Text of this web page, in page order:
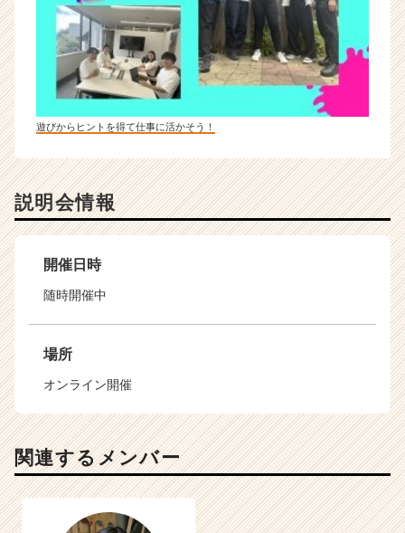
遊びからヒントを得て仕事に活かそう！
説明会情報
開催日時
随時開催中
場所
オンライン開催
関連するメンバー